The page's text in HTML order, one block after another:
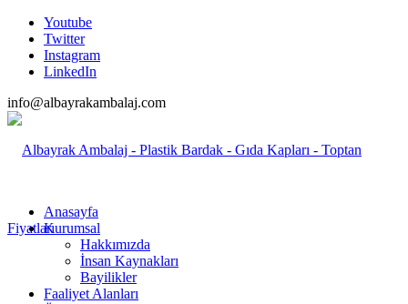
Youtube
Twitter
Instagram
LinkedIn
info@albayrakambalaj.com
Anasayfa
Kurumsal
Hakkımızda
İnsan Kaynakları
Bayilikler
Faaliyet Alanları